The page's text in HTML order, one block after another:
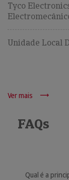
Tyco
Unidade Local
Ver mais
FAQs
Qual é a